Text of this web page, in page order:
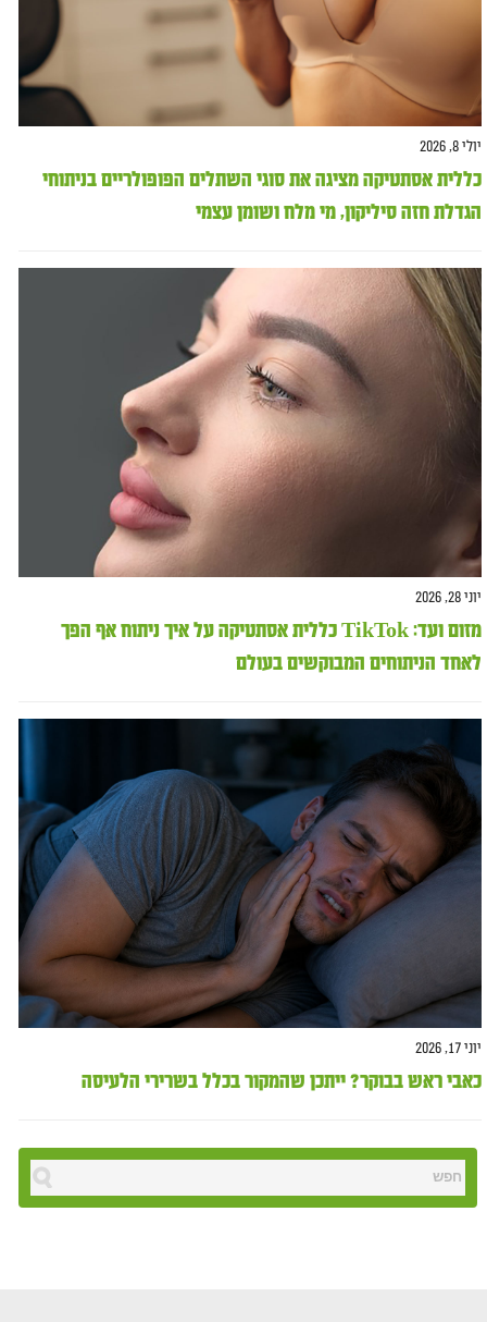
יולי 8, 2026
כללית אסתטיקה מציגה את סוגי השתלים הפופולריים בניתוחי
הגדלת חזה סיליקון, מי מלח ושומן עצמי
יוני 28, 2026
מזום ועד: TikTok כללית אסתטיקה על איך ניתוח אף הפך
לאחד הניתוחים המבוקשים בעולם
יוני 17, 2026
כאבי ראש בבוקר? ייתכן שהמקור בכלל בשרירי הלעיסה